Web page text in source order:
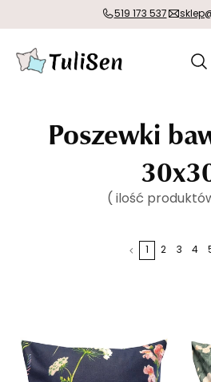
519 173 537
Poszewki
( ilość
2 3 4